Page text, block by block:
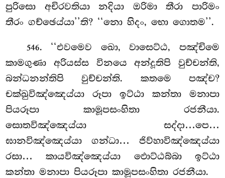
පුරිසො අචිරවතියා නදියා ඔරිමා තීරා පාරිමං
තීරං ගච්ඡෙය්යා’’ති? ‘‘නො හිදං, භො ගොතම’’.
546. ‘‘එවමෙව ඛො, වාසෙට්ඨ, පඤ්චිමෙ
කාමගුණා අරියස්ස විනයෙ අන්දූතිපි වුච්චන්ති,
බන්ධනන්තිපි වුච්චන්ති. කතමෙ පඤ්ච?
චක්ඛුවිඤ්ඤෙය්යා රූපා ඉට්ඨා කන්තා මනාපා
පියරූපා කාමූපසංහිතා රජනීයා.
සොතවිඤ්ඤෙය්යා සද්දා…පෙ…
ඝානවිඤ්ඤෙය්යා ගන්ධා… ජිව්හාවිඤ්ඤෙය්යා
රසා… කායවිඤ්ඤෙය්යා ඵොට්ඨබ්බා ඉට්ඨා
කන්තා මනාපා පියරූපා කාමූපසංහිතා රජනීයා.